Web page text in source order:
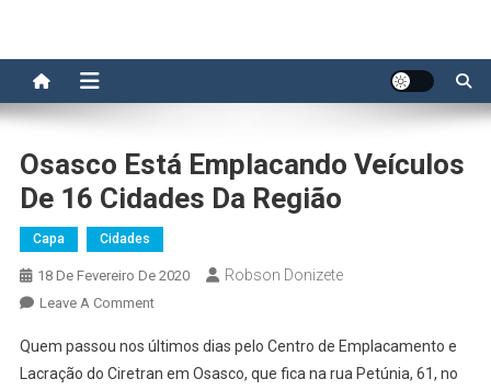
Osasco Está Emplacando Veículos
De 16 Cidades Da Região
Capa Cidades
18 De Fevereiro De 2020 Robson Donizete
Leave A CommentOn
Está
Emplacando
Quem passou nos últimos dias pelo Centro de Emplacamento e
Lacração do Ciretran em Osasco, que fica na rua Petúnia, 61, no